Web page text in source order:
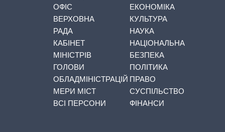
ОФІС
ВЕРХОВНА
РАДА
КАБІНЕТ
МІНІСТРІВ
ГОЛОВИ
ОБЛАДМІНІСТРАЦІЙ
МЕРИ МІСТ
ВСІ ПЕРСОНИ
ЕКОНОМІКА
КУЛЬТУРА
НАУКА
НАЦІОНАЛЬНА
БЕЗПЕКА
ПОЛІТИКА
ПРАВО
СУСПІЛЬСТВО
ФІНАНСИ